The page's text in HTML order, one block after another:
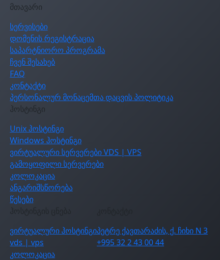
მთავარი
სერვისები
დომენის რეგისტრაცია
საპარტნიორო პროგრამა
ჩვენ შესახებ
FAQ
კონტაქტი
პერსონალურ მონაცემთა დაცვის პოლიტიკა
ჰოსტინგი
Unix ჰოსტინგი
Windows ჰოსტინგი
ვირტუალური სერვერები VDS | VPS
გამოყოფილი სერვერები
კოლოკაცია
ანგარიშსწორება
წესები
ჰოსტინგის ცნება
ვირტუალური ჰოსტინგი
vds | vps
კოლოკაცია
პეტრე ქავთარაძის, ქ. ჩიხი N 3
+995 32 2 43 00 44